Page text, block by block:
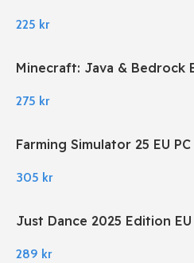
225 kr
Minecraft: Java & Bedrock
275 kr
Farming Simulator 25 EU
305 kr
Just Dance 2025 Edition
289 kr